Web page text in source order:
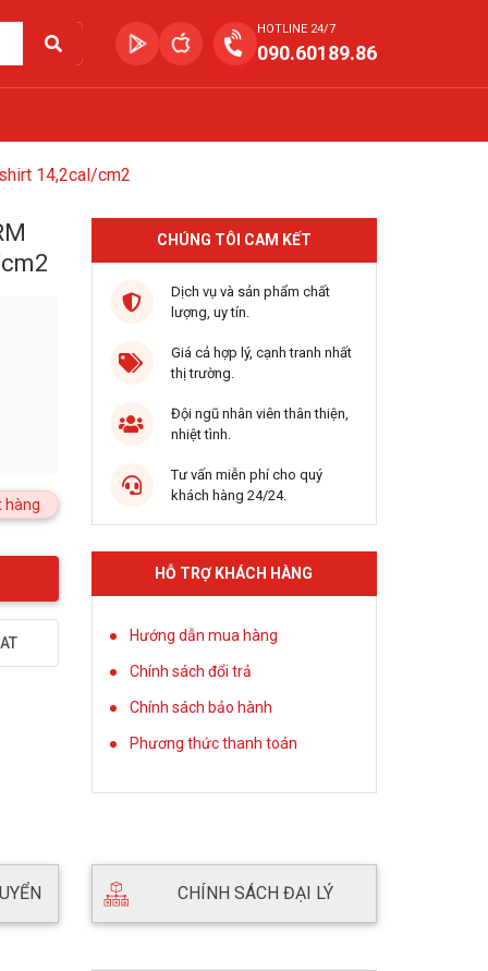
HOTLINE 24/7
090.60189.86
14,2cal/cm2
CHÚNG TÔI CAM KẾT
Dịch vụ và sản phẩm chất
lượng, uy tín.
Giá cả hợp lý, cạnh tranh nhất
thị trường.
Đội ngũ nhân viên thân thiện,
nhiệt tình.
Tư vấn miễn phí cho quý
khách hàng 24/24.
HỖ TRỢ KHÁCH HÀNG
Hướng dẫn mua hàng
Chính sách đổi trả
Chính sách bảo hành
Phương thức thanh toán
CHÍNH SÁCH ĐẠI LÝ